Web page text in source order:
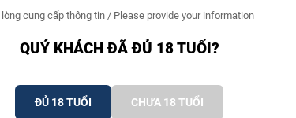
lòng cung cấp thông tin / Please provide your information
QUÝ KHÁCH ĐÃ ĐỦ 18 TUỔI?
ĐỦ 18 TUỔI CHƯA 18 TUỔI